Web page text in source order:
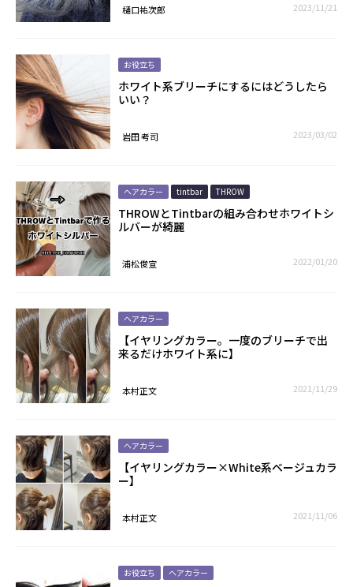
樋口祐次郎 2023/11/21
お役立ち
ホワイト系ブリーチにするにはどうしたら
いい？
岩田 考司 2023/03/02
ヘアカラー tintbar THROW
THROWとTintbarの組み合わせホワイトシ
ルバーが綺麗
浦松俊宣 2022/01/20
ヘアカラー
【イヤリングカラー。一度のブリーチで出
来るだけホワイト系に】
本村正文 2021/11/29
ヘアカラー
【イヤリングカラー×White系ベージュカラ
ー】
本村正文 2021/11/06
お役立ち ヘアカラー